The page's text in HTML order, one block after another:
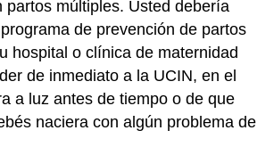
partos múltiples. Usted debería
de prevención de partos
hospital o clínica de maternidad
de inmediato a la UCIN, en el
a luz antes de tiempo o de que
naciera con algún problema de